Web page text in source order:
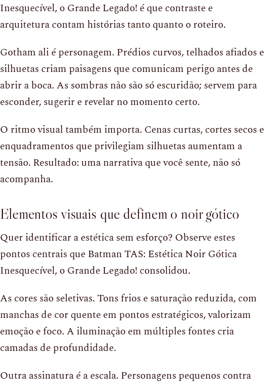
Inesquecível, o Grande Legado! é que contraste e
arquitetura contam histórias tanto quanto o roteiro.
Gotham ali é personagem. Prédios curvos, telhados afiados e
silhuetas criam paisagens que comunicam perigo antes de
abrir a boca. As sombras não são só escuridão; servem para
esconder, sugerir e revelar no momento certo.
O ritmo visual também importa. Cenas curtas, cortes secos e
enquadramentos que privilegiam silhuetas aumentam a
tensão. Resultado: uma narrativa que você sente, não só
acompanha.
Elementos visuais que definem o noir gótico
Quer identificar a estética sem esforço? Observe estes
pontos centrais que Batman TAS: Estética Noir Gótica
Inesquecível, o Grande Legado! consolidou.
As cores são seletivas. Tons frios e saturação reduzida, com
manchas de cor quente em pontos estratégicos, valorizam
emoção e foco. A iluminação em múltiples fontes cria
camadas de profundidade.
Outra assinatura é a escala. Personagens pequenos contra